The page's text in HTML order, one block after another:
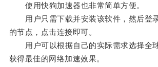
使用快狗加速器也非常简单方便。
用户只需下载并安装该软件，然后登
的节点，点击连接即可。
用户可以根据自己的实际需求选择全
获得最佳的网络加速效果。